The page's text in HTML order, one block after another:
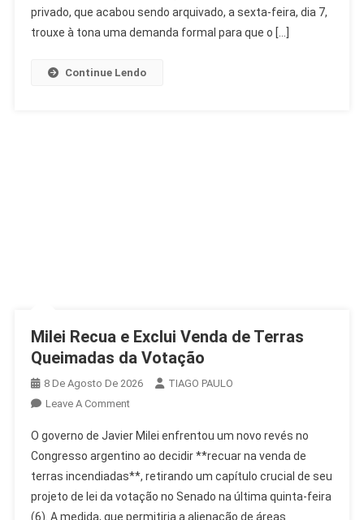
Na
FIFA
privado, que acabou sendo arquivado, a sexta-feira, dia 7,
trouxe à tona uma demanda formal para que o […]
Continue Lendo
Milei Recua e Exclui Venda de Terras
Queimadas da Votação
8 De Agosto De 2026
TIAGO PAULO
Leave A CommentOn
Recua
E
Exclui
Venda
De
O governo de Javier Milei enfrentou um novo revés no
Congresso argentino ao decidir **recuar na venda de
terras incendiadas**, retirando um capítulo crucial de seu
projeto de lei da votação no Senado na última quinta-feira
(6). A medida, que permitiria a alienação de áreas